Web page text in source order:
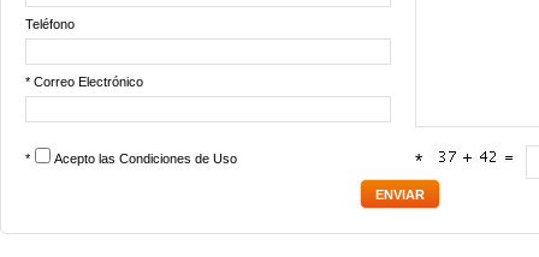
Teléfono
* Correo Electrónico
* Acepto las Condiciones de Uso *